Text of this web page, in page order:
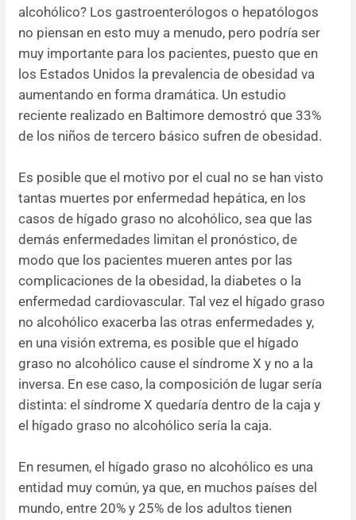
alcohólico? Los gastroenterólogos o hepatólogos
no piensan en esto muy a menudo, pero podría ser
muy importante para los pacientes, puesto que en
los Estados Unidos la prevalencia de obesidad va
aumentando en forma dramática. Un estudio
reciente realizado en Baltimore demostró que 33%
de los niños de tercero básico sufren de obesidad.
Es posible que el motivo por el cual no se han visto
tantas muertes por enfermedad hepática, en los
casos de hígado graso no alcohólico, sea que las
demás enfermedades limitan el pronóstico, de
modo que los pacientes mueren antes por las
complicaciones de la obesidad, la diabetes o la
enfermedad cardiovascular. Tal vez el hígado graso
no alcohólico exacerba las otras enfermedades y,
en una visión extrema, es posible que el hígado
graso no alcohólico cause el síndrome X y no a la
inversa. En ese caso, la composición de lugar sería
distinta: el síndrome X quedaría dentro de la caja y
el hígado graso no alcohólico sería la caja.
En resumen, el hígado graso no alcohólico es una
entidad muy común, ya que, en muchos países del
mundo, entre 20% y 25% de los adultos tienen